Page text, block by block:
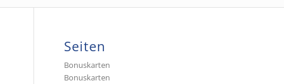
Seiten
Bonuskarten
Bonuskarten